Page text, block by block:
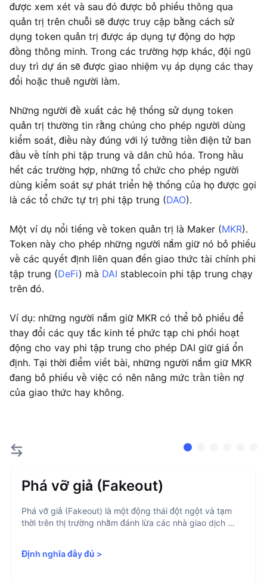
được xem xét và sau đó được bỏ phiếu thông qua
quản trị trên chuỗi sẽ được truy cập bằng cách sử
dụng token quản trị được áp dụng tự động do hợp
đồng thông minh. Trong các trường hợp khác, đội ngũ
duy trì dự án sẽ được giao nhiệm vụ áp dụng các thay
đổi hoặc thuê người làm.
Những người đề xuất các hệ thống sử dụng token
quản trị thường tin rằng chúng cho phép người dùng
kiểm soát, điều này đúng với lý tưởng tiền điện tử ban
đầu về tính phi tập trung và dân chủ hóa. Trong hầu
hết các trường hợp, những tổ chức cho phép người
dùng kiểm soát sự phát triển hệ thống của họ được gọi
là các tổ chức tự trị phi tập trung (DAO).
Một ví dụ nổi tiếng về token quản trị là Maker (MKR).
Token này cho phép những người nắm giữ nó bỏ phiếu
về các quyết định liên quan đến giao thức tài chính phi
tập trung (DeFi) mà DAI stablecoin phi tập trung chạy
trên đó.
Ví dụ: những người nắm giữ MKR có thể bỏ phiếu để
thay đổi các quy tắc kinh tế phức tạp chi phối hoạt
động cho vay phi tập trung cho phép DAI giữ giá ổn
định. Tại thời điểm viết bài, những người nắm giữ MKR
đang bỏ phiếu về việc có nên nâng mức trần tiền nợ
của giao thức hay không.
Phá vỡ giả (Fakeout)
Phá vỡ giả (Fakeout) là một động thái đột ngột và tạm
thời trên thị trường nhằm đánh lừa các nhà giao dịch ...
Định nghĩa đầy đủ >